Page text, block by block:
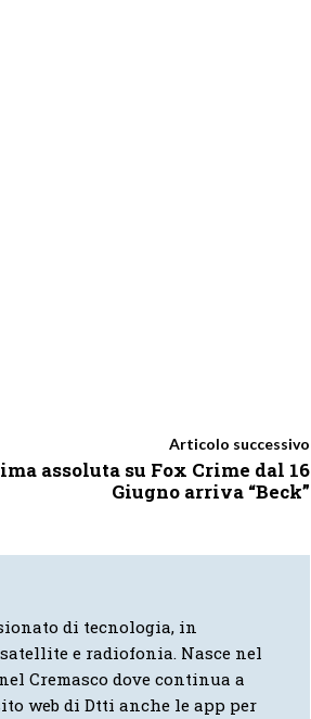
Articolo successivo
assoluta su Fox Crime dal 16
Giugno arriva “Beck”
di tecnologia, in
e radiofonia. Nasce nel
Cremasco dove continua a
web di Dtti anche le app per